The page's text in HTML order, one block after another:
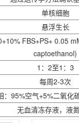
单核细胞
悬浮生长
FBS+PS+ 0.05
captoethanol)
1：2至1：3
每周2-3次
：95%空气+5%二氧
无血清冻存液，液